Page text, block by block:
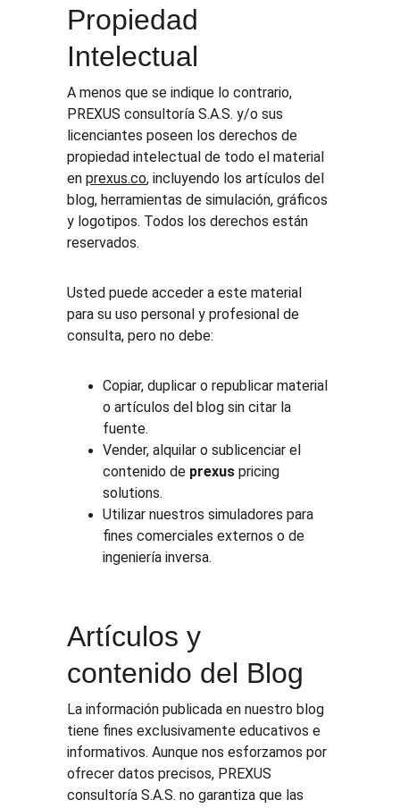
Propiedad
Intelectual
A menos que se indique lo contrario,
PREXUS consultoría S.A.S. y/o sus
licenciantes poseen los derechos de
propiedad intelectual de todo el material
en prexus.co, incluyendo los artículos del
blog, herramientas de simulación, gráficos
y logotipos. Todos los derechos están
reservados.
Usted puede acceder a este material
para su uso personal y profesional de
consulta, pero no debe:
Copiar, duplicar o republicar material
o artículos del blog sin citar la
fuente.
Vender, alquilar o sublicenciar el
contenido de prexus pricing
solutions.
Utilizar nuestros simuladores para
fines comerciales externos o de
ingeniería inversa.
Artículos y
contenido del Blog
La información publicada en nuestro blog
tiene fines exclusivamente educativos e
informativos. Aunque nos esforzamos por
ofrecer datos precisos, PREXUS
consultoría S.A.S. no garantiza que las